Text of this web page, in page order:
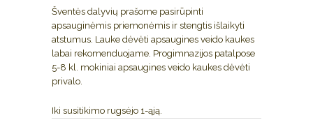
Šventės dalyvių prašome pasirūpinti
apsauginėmis priemonėmis ir stengtis išlaikyti
atstumus. Lauke dėvėti apsaugines veido kaukes
labai rekomenduojame. Progimnazijos patalpose
5-8 kl. mokiniai apsaugines veido kaukes dėvėti
privalo.
Iki susitikimo rugsėjo 1-ąją.